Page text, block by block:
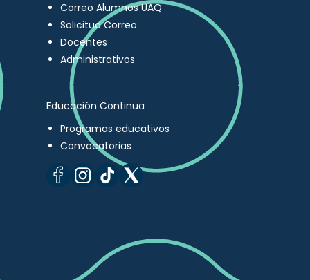
Correo Alumnos UAQ
Solicitud Correo
Docentes
Administrativos
Educación Continua
Programas educativos
Convocatorias